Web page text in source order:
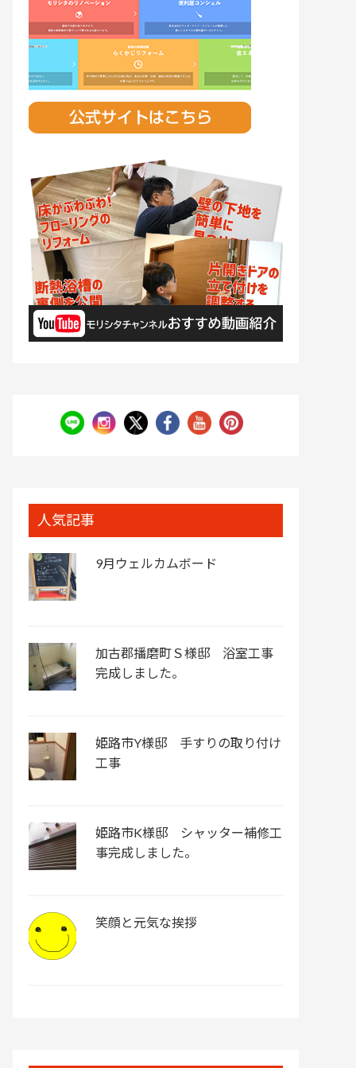
人気記事
9月ウェルカムボード
加古郡播磨町Ｓ様邸 浴室工事
完成しました。
姫路市Y様邸 手すりの取り付け
工事
姫路市K様邸 シャッター補修工
事完成しました。
笑顔と元気な挨拶